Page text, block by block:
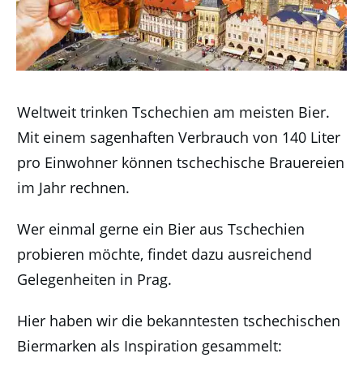
Weltweit trinken Tschechien am meisten Bier.
Mit einem sagenhaften Verbrauch von 140 Liter
pro Einwohner können tschechische Brauereien
im Jahr rechnen.
Wer einmal gerne ein Bier aus Tschechien
probieren möchte, findet dazu ausreichend
Gelegenheiten in Prag.
Hier haben wir die bekanntesten tschechischen
Biermarken als Inspiration gesammelt: